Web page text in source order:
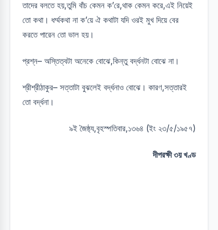
তাদের বলতে হয়,তুমি বাঁচ কেমন ক’রে,থাক কেমন করে,এই নিয়েই
তো কথা। ধর্ম্মকথা না ক’য়ে ঐ কথাটা যদি ওরই মুখ দিয়ে বের
করতে পারেন তো ভাল হয়।
প্রশ্ন– অস্তিত্বটা অনেকে বোঝে,কিন্তু বর্দ্ধনটা বোঝে না।
শ্রীশ্রীঠাকুর– সত্তাটা বুঝলেই বর্দ্ধনাও বোঝে। কারণ,সত্তারই
তো বর্দ্ধনা।
৯ই জৈষ্ঠ‍্য,বৃহস্পতিবার,১৩৬৪ (ইং ২৩/৫/১৯৫৭)
দীপরক্ষী ৩য় খণ্ড